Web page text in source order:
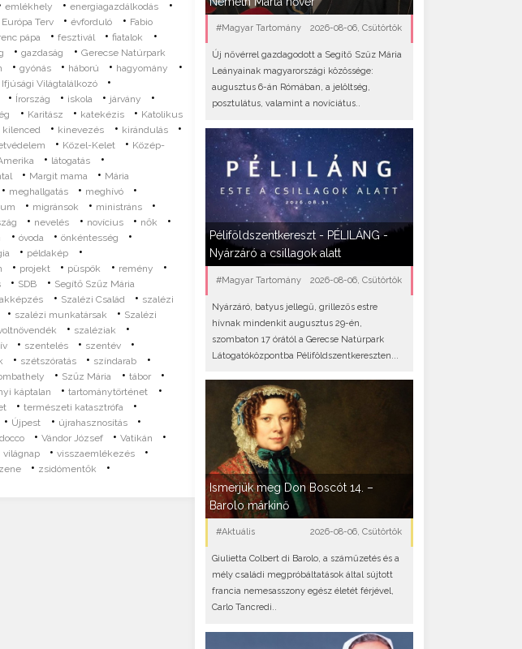
emlékhely •energiagazdálkodás •
Európa Terv •évforduló • Fabio
pápa •fesztivál •fiatalok •
•gazdaság • Gerecse Natúrpark
•gyónás • háború • hagyomány •
Ifjúsági Világtalálkozó •
• Írország • iskola • járvány •
• Karitász • katekézis • Katolikus
kilenced • kinevezés • kirándulás •
• Közel-Kelet • Közép-
• látogatás •
• Margit mama • Mária
• meghallgatás • meghívó •
• migránsok • ministráns •
• nevelés • novícius • nők •
• óvoda • önkéntesség •
• példakép •
• projekt • püspök • remény •
• SDB • Segítő Szűz Mária
• Szalézi Család • szalézi
• szalézi munkatársak • Szalézi
• szaléziak •
• szentelés • szentév •
• szétszóratás • színdarab •
• Szűz Mária • tábor •
káptalan •tartománytörténet •
•természeti katasztrófa •
• Újpest • újrahasznosítás •
• Vándor József • Vatikán •
világnap • visszaemlékezés •
zene • zsidómentők •
#Magyar Tartomány 2026-08-06, Csütörtök
Új nővérrel gazdagodott a Segítő Szűz Mária
Leányainak magyarországi közössége:
augusztus 6-án Rómában, a jelöltség,
posztulátus, valamint a novíciátus..
Péliföldszentkereszt - PÉLILÁNG -
Nyárzáró a csillagok alatt
#Magyar Tartomány 2026-08-06, Csütörtök
Nyárzáró, batyus jellegű, grillezős estre
hívnak mindenkit augusztus 29-én,
szombaton 17 órától a Gerecse Natúrpark
Látogatóközpontba Péliföldszentkereszten...
Ismerjük meg Don Boscót 14. –
Barolo márkinő
#Aktuális 2026-08-06, Csütörtök
Giulietta Colbert di Barolo, a száműzetés és a
mély családi megpróbáltatások által sújtott
francia nemesasszony egész életét férjével,
Carlo Tancredi..